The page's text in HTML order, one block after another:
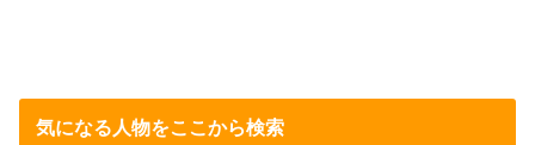
気になる人物をここから検索